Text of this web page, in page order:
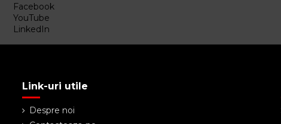
Facebook
YouTube
LinkedIn
Link-uri utile
Despre noi